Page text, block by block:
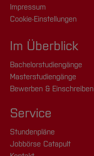
Impressum
Cookie-Einstellungen
Im Überblick
Bachelorstudiengänge
Masterstudiengänge
Bewerben & Einschreiben
Service
Stundenpläne
Jobbörse Catapult